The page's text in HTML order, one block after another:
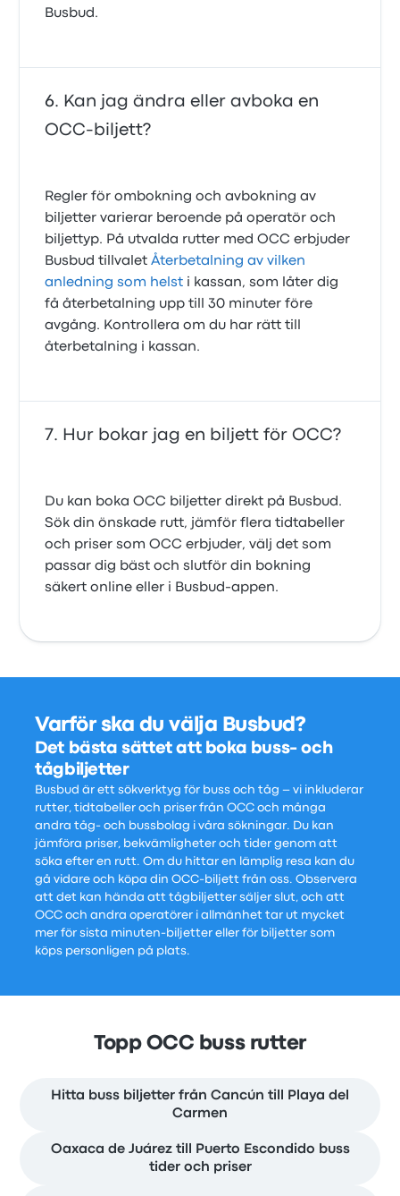
Busbud.
Kan jag ändra eller avboka en
OCC-biljett?
Regler för ombokning och avbokning av
biljetter varierar beroende på operatör och
biljettyp. På utvalda rutter med OCC erbjuder
Busbud tillvaletÅterbetalning av vilken
anledning som helst i kassan, som låter dig
få återbetalning upp till 30 minuter före
avgång. Kontrollera om du har rätt till
återbetalning i kassan.
Hur bokar jag en biljett för OCC?
Du kan boka OCC biljetter direkt på Busbud.
Sök din önskade rutt, jämför flera tidtabeller
och priser som OCC erbjuder, välj det som
passar dig bäst och slutför din bokning
säkert online eller i Busbud-appen.
Varför ska du välja Busbud?
Det bästa sättet att boka buss- och
tågbiljetter
Busbud är ett sökverktyg för buss och tåg – vi inkluderar
rutter, tidtabeller och priser från OCC och många
andra tåg- och bussbolag i våra sökningar. Du kan
jämföra priser, bekvämligheter och tider genom att
söka efter en rutt. Om du hittar en lämplig resa kan du
gå vidare och köpa din OCC-biljett från oss. Observera
att det kan hända att tågbiljetter säljer slut, och att
OCC och andra operatörer i allmänhet tar ut mycket
mer för sista minuten-biljetter eller för biljetter som
köps personligen på plats.
Topp OCC buss rutter
Hitta buss biljetter från Cancún till Playa del
Carmen
Oaxaca de Juárez till Puerto Escondido buss
tider och priser